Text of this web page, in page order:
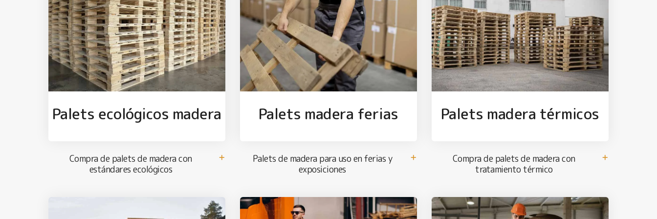
Palets ecológicos madera
Compra de palets de madera con
estándares ecológicos
Palets madera ferias
Palets de madera para uso en ferias y
exposiciones
Palets madera térmicos
Compra de palets de madera con
tratamiento térmico